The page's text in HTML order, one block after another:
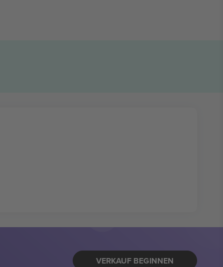
VERKAUF BEGINNEN